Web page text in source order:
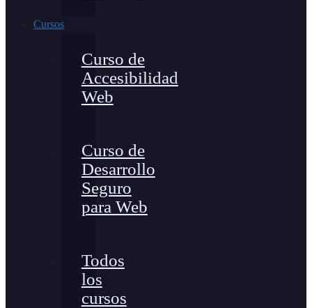
Cursos
Curso de
Accesibilidad
Web
Curso de
Desarrollo
Seguro
para Web
Todos
los
cursos